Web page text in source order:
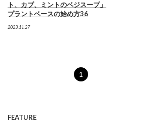
ト、カブ、ミントのベジスープ」
プラントベースの始め方36
2023.11.27
1
FEATURE